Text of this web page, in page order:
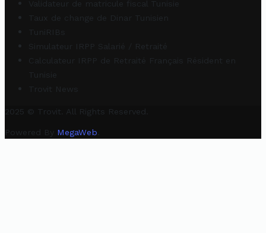
Validateur de matricule fiscal Tunisie
Taux de change de Dinar Tunisien
TuniRIBs
Simulateur IRPP Salarié / Retraité
Calculateur IRPP de Retraité Français Résident en
Tunisie
Trovit News
2025 © Trovit. All Rights Reserved.
Powered By MegaWeb